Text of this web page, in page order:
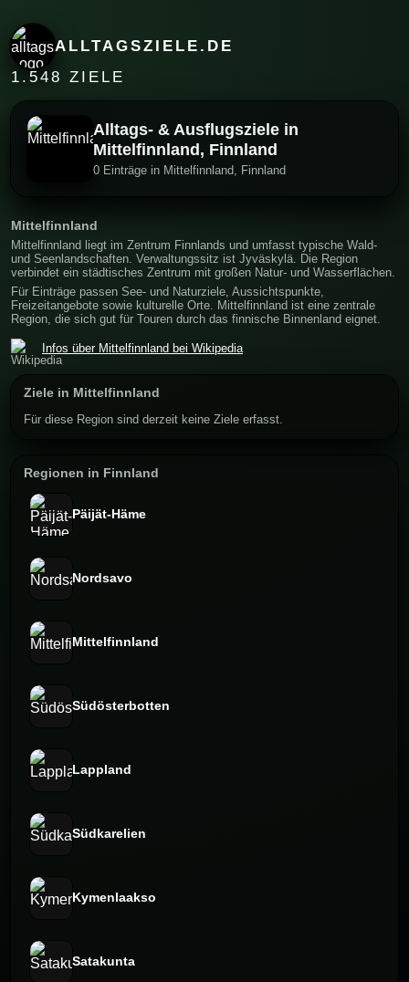
ALLTAGSZIELE.DE
1.548 ZIELE
Alltags- & Ausflugsziele in
Mittelfinnland, Finnland
0 Einträge in Mittelfinnland, Finnland
Mittelfinnland
Mittelfinnland liegt im Zentrum Finnlands und umfasst typische Wald-
und Seenlandschaften. Verwaltungssitz ist Jyväskylä. Die Region
verbindet ein städtisches Zentrum mit großen Natur- und Wasserflächen.
Für Einträge passen See- und Naturziele, Aussichtspunkte,
Freizeitangebote sowie kulturelle Orte. Mittelfinnland ist eine zentrale
Region, die sich gut für Touren durch das finnische Binnenland eignet.
Infos über Mittelfinnland bei Wikipedia
Ziele in Mittelfinnland
Für diese Region sind derzeit keine Ziele erfasst.
Regionen in Finnland
Päijät-Häme
Nordsavo
Mittelfinnland
Südösterbotten
Lappland
Südkarelien
Kymenlaakso
Satakunta